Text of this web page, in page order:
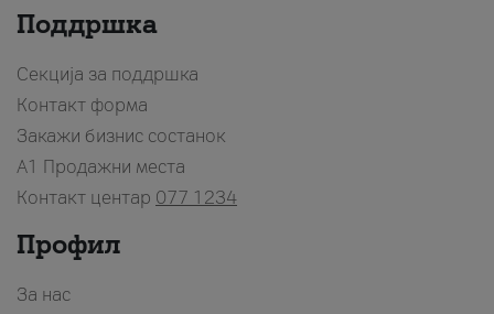
Поддршка
Секција за поддршка
Контакт форма
Закажи бизнис состанок
A1 Продажни места
Контакт центар 077 1234
Профил
За нас